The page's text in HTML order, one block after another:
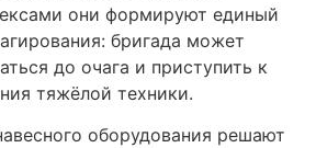
они формируют единый
бригада может
до очага и приступить к
тяжёлой техники.
оборудования решают